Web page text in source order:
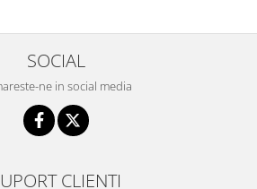
SOCIAL
ne in social media
CLIENTI